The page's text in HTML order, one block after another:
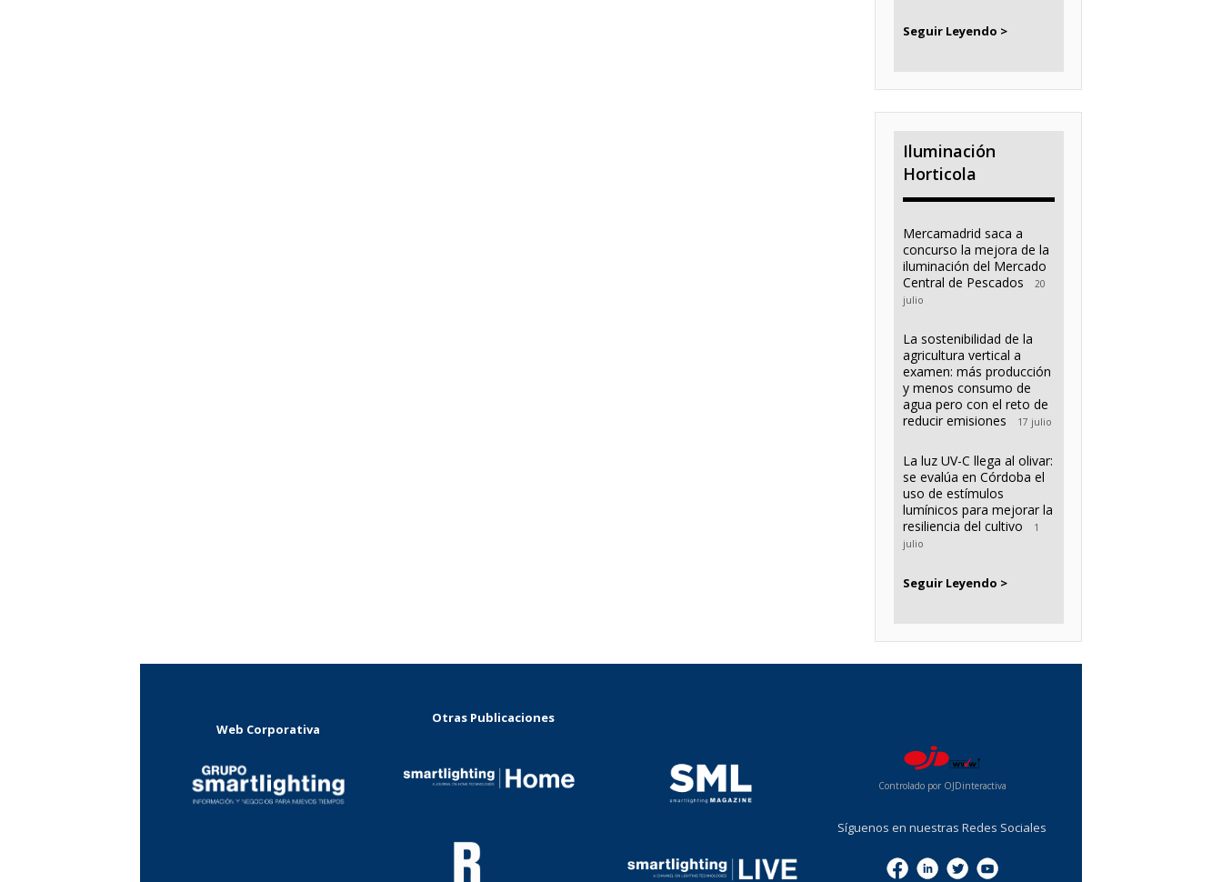
Seguir Leyendo >
Iluminación
Horticola
Mercamadrid saca a
concurso la mejora de la
iluminación del Mercado
Central de Pescados
20
julio
La sostenibilidad de la
agricultura vertical a
examen: más producción
y menos consumo de
agua pero con el reto de
reducir emisiones
17 julio
La luz UV-C llega al olivar:
se evalúa en Córdoba el
uso de estímulos
lumínicos para mejorar la
resiliencia del cultivo
1
julio
Seguir Leyendo >
Web Corporativa
Otras Publicaciones
Controlado por OJDinteractiva
Síguenos en nuestras Redes Sociales